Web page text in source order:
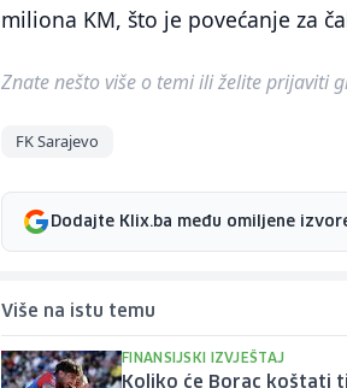
miliona KM, što je povećanje za
Znate nešto više o temi ili želite prijaviti
FK Sarajevo
Dodajte Klix.ba među omiljene
Više na istu temu
FINANSIJSKI IZVJEŠTAJ
Koliko će Borac koštati